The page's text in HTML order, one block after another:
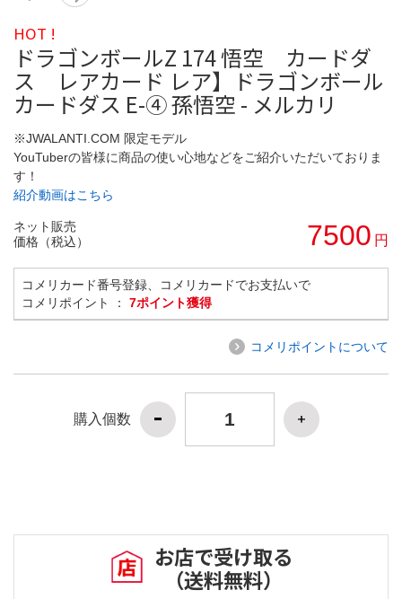
HOT !
ドラゴンボールZ 174 悟空 カードダ
ス レアカード レア】ドラゴンボール
カードダス E-④ 孫悟空 - メルカリ
※JWALANTI.COM 限定モデル
YouTuberの皆様に商品の使い心地などをご紹介いただいておりま
す！
紹介動画はこちら
ネット販売
価格（税込）
7500 円
コメリカード番号登録、コメリカードでお支払いで
コメリポイント ： 7ポイント獲得
コメリポイントについて
購入個数
お店で受け取る
（送料無料）